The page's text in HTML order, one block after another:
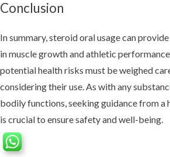
Conclusion
In summary, steroid oral usage can
in muscle growth and athletic
potential health risks must be weighed
considering their use. As with any
bodily functions, seeking guidance from a
is crucial to ensure safety and well-being.